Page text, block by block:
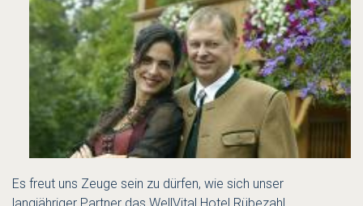
Es freut uns Zeuge sein zu dürfen, wie sich unser